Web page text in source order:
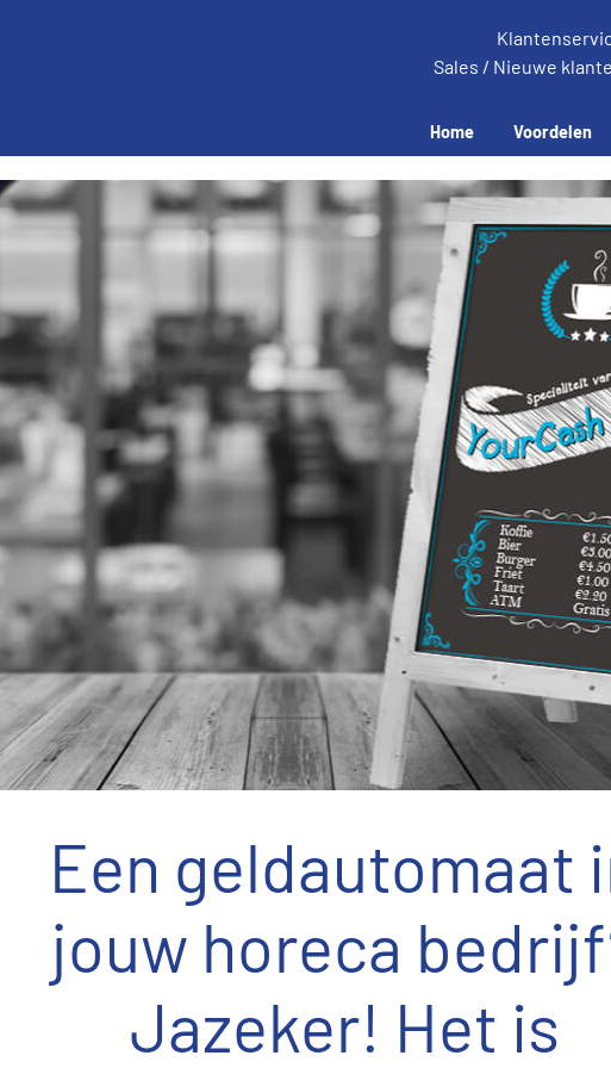
Sales / Nieuwe
Home Voordelen
Een geldautomaat
jouw horeca
Jazeker! Het is